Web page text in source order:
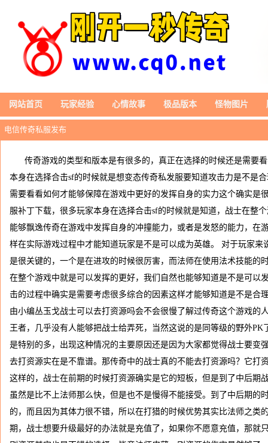
网站首页 玩家经验 心情故事 极品版本 怪物图片
电信传奇私服发布
传奇游戏的类型和版本是有很多的，真正在选择的时候还是需要
本身在选择合击sf的时候就是想变态传奇私发服要知道攻击力是不是
需要看看如何才能够保障在游戏中更好的发挥自身的实力这个确实是
服补丁下载，很多玩家本身在选择合击sf的时候就是知道，战士在整
能够飘逸传奇在游戏中发挥自身的冲撞能力，或者是发怒的能力，在
样在实际游戏过程中才能知道玩家是不是可以成为英雄。 对于玩家来
是很关键的，一个是在进攻的时候很厉害，而法师在使用法术技能的
在整个游戏中就是可以发挥的更好，我们自然也能够知道是不是可以
击的过程中确实是需要考虑很多综合的因素这样才能够知道是不是合
由小编丛玉戈战士可以去打资源吗会不会很慢了解过传奇这个游戏的
王者，几乎没有人能够把战士给弄死，当然这说的是同等级的野外
是特别的多，出现这种情况的主要原因还是因为大家都觉得战士要变
去打资源实在是不靠谱。那传奇中的战士真的不能去打资源吗？它打
这样的，战士在前期的时候打资源确实是它的短板，但是到了中后期
虽然是比不上法师那么快，但是也不是慢得不能接受。到了中后期的
的，而且因为其体力很不错，所以在打猎的时候优势其实比法师之类
期，战士想要升级最好的办法就是充值了，如果你不愿意充值，那就